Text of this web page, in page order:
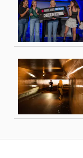
meer
Lees
meer